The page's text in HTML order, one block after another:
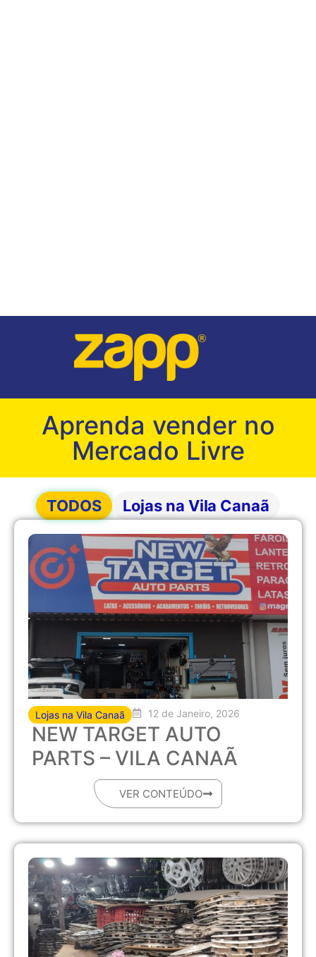
Aprenda vender no
Mercado Livre
Lojas na Vila Canaã
TODOS
Lojas na Vila Canaã 12 de Janeiro, 2026
NEW TARGET AUTO
PARTS – VILA CANAÃ
VER CONTEÚDO